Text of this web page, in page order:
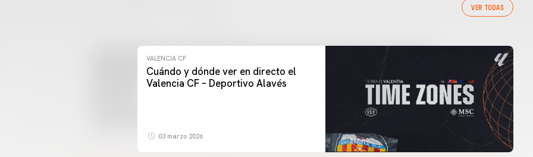
VER TODAS
VALENCIA CF
Cuándo y dónde ver en directo el
Valencia CF – Deportivo Alavés
03 marzo 2026